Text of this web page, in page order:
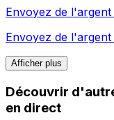
Envoyez de l'argent
Envoyez de l'argent
Afficher plus
Découvrir
en direct